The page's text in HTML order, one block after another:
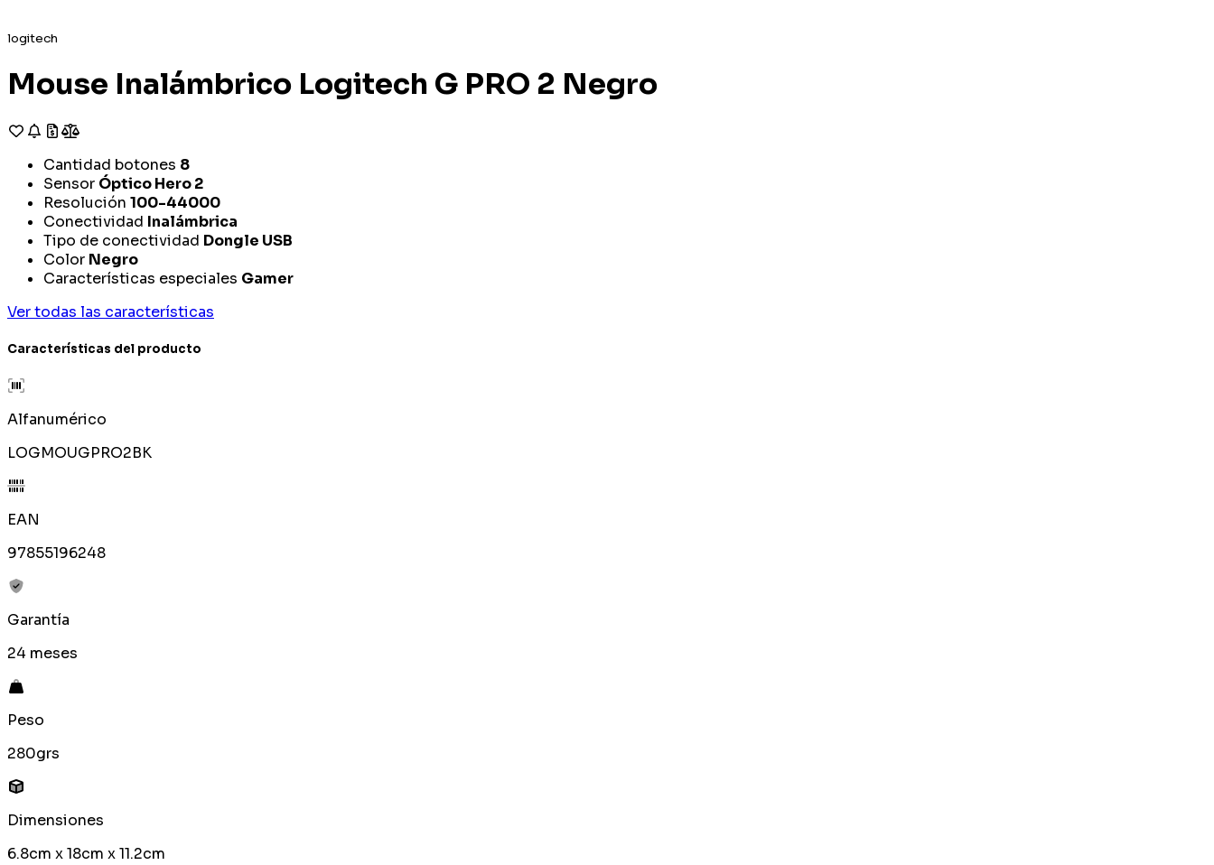
logitech
Mouse Inalámbrico Logitech G PRO 2 Negro
Cantidad botones 8
Sensor Óptico Hero 2
Resolución 100-44000
Conectividad Inalámbrica
Tipo de conectividad Dongle USB
Color Negro
Características especiales Gamer
Ver todas las características
Características del producto
Alfanumérico
LOGMOUGPRO2BK
EAN
97855196248
Garantía
24 meses
Peso
280grs
Dimensiones
6.8cm x 18cm x 11.2cm